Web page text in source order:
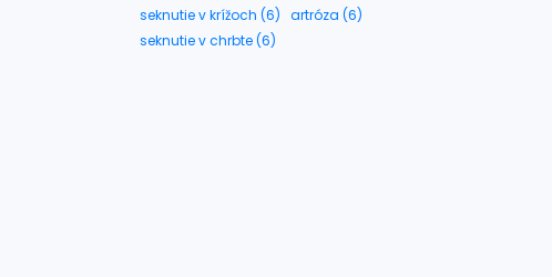
seknutie v krížoch (6) artróza (6)
seknutie v chrbte (6)